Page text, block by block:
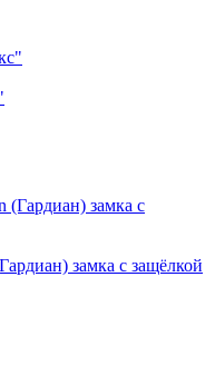
замка с защёлкой